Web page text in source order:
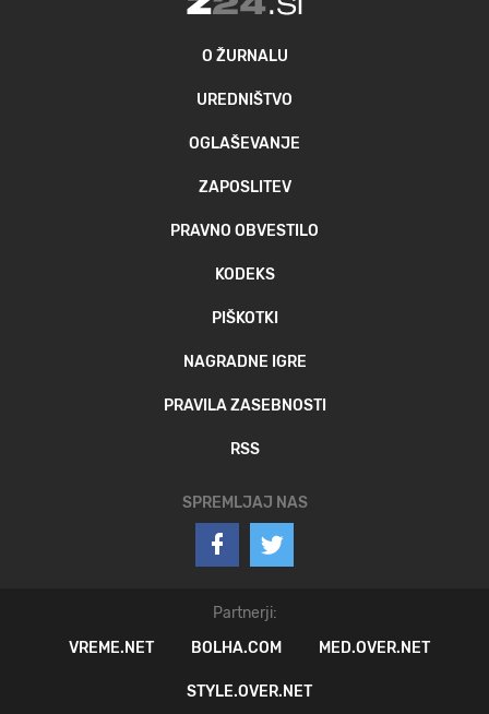
O ŽURNALU
UREDNIŠTVO
OGLAŠEVANJE
ZAPOSLITEV
PRAVNO OBVESTILO
KODEKS
PIŠKOTKI
NAGRADNE IGRE
PRAVILA ZASEBNOSTI
RSS
SPREMLJAJ NAS
Partnerji:
VREME.NET
BOLHA.COM MED.OVER.NET
STYLE.OVER.NET